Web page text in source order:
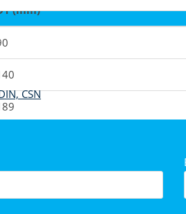
(mm)
eingestuft
CSN